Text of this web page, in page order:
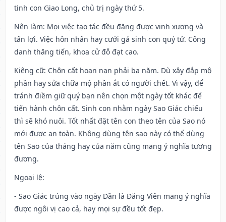
tinh con Giao Long, chủ trị ngày thứ 5.
Nên làm: Mọi việc tạo tác đều đặng được vinh xương và
tấn lợi. Việc hôn nhân hay cưới gả sinh con quý tử. Công
danh thăng tiến, khoa cử đỗ đạt cao.
Kiêng cữ: Chôn cất hoạn nạn phải ba năm. Dù xây đắp mộ
phần hay sửa chữa mộ phần ắt có người chết. Vì vậy, để
tránh điềm giữ quý bạn nên chọn một ngày tốt khác để
tiến hành chôn cất. Sinh con nhằm ngày Sao Giác chiếu
thì sẽ khó nuôi. Tốt nhất đặt tên con theo tên của Sao nó
mới được an toàn. Không dùng tên sao này có thể dùng
tên Sao của tháng hay của năm cũng mang ý nghĩa tương
đương.
Ngoại lệ:
- Sao Giác trúng vào ngày Dần là Đăng Viên mang ý nghĩa
được ngôi vị cao cả, hay mọi sự đều tốt đẹp.